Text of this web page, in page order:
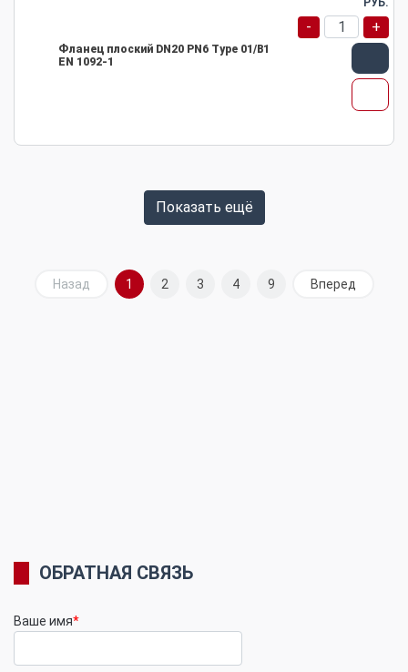
Фланец плоский DN20 PN6 Type 01/B1
EN 1092-1
РУБ.
- +
Показать ещё
Назад 1 2 3 4 9 Вперед
ОБРАТНАЯ СВЯЗЬ
Ваше имя*